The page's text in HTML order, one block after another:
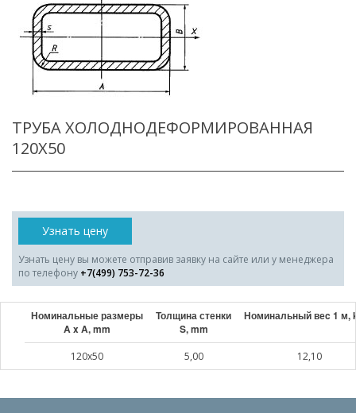
ТРУБА ХОЛОДНОДЕФОРМИРОВАННАЯ
120X50
Узнать цену
Узнать цену вы можете отправив заявку на сайте или у менеджера
по телефону +7(499) 753-72-36
Номинальные размеры
A x A, mm
Толщина стенки
S, mm
Номинальный веc 1 м,
120x50 5,00 12,10